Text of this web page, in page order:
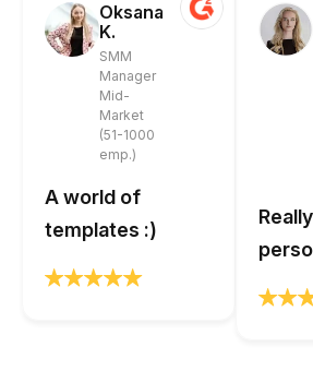
Oksana
K.
SMM
Manager
Mid-
Market
(51-1000
emp.)
A world of
templates :)